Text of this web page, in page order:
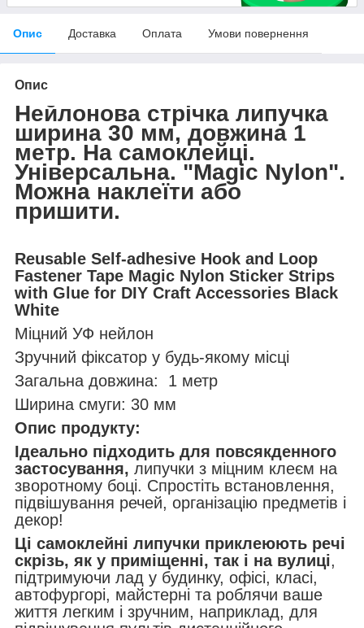
Опис Доставка Оплата Умови повернення
Опис
Нейлонова стрічка липучка
ширина 30 мм, довжина 1
метр. На самоклейці.
Універсальна. "Magic Nylon".
Можна наклеїти або
пришити.
Reusable Self-adhesive Hook and Loop
Fastener Tape Magic Nylon Sticker Strips
with Glue for DIY Craft Accessories Black
White
Міцний УФ нейлон
Зручний фіксатор у будь-якому місці
Загальна довжина: 1 метр
Ширина смуги: 30 мм
Опис продукту:
Ідеально підходить для повсякденного
застосування, липучки з міцним клеєм на
зворотному боці. Спростіть встановлення,
підвішування речей, організацію предметів і
декор!
Ці самоклейні липучки приклеюють речі
скрізь, як у приміщенні, так і на вулиці,
підтримуючи лад у будинку, офісі, класі,
автофургорі, майстерні та роблячи ваше
життя легким і зручним, наприклад, для